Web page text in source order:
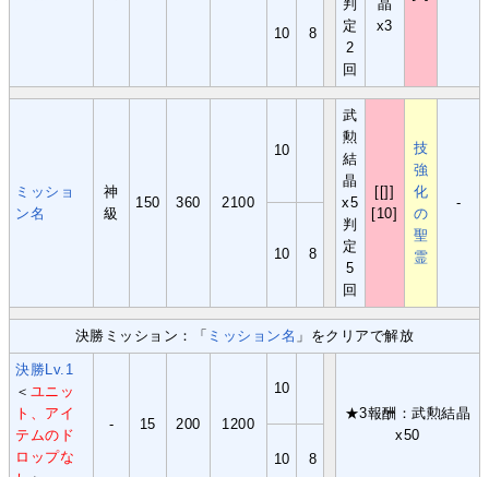
判
定
2
回
晶
x3
10 8
ミッショ
ン名
神
級
150 360 2100
10
武
勲
結
晶
x5
判
定
5
回
[[]]
[10]
技
強
化
の
聖
霊
-
10 8
決勝ミッション：「 ミッション名 」をクリアで解放
決勝Lv.1
＜ ユニッ
ト、アイ
テムのド
ロップな
- 15 200 1200
10
★3報酬：武勲結晶
x50
10
8